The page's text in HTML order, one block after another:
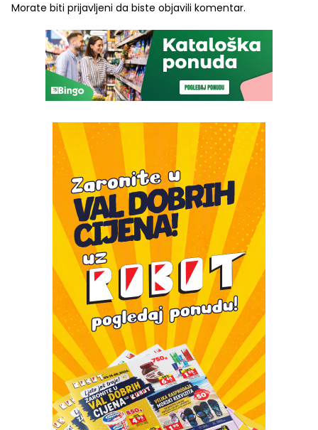
Morate biti prijavljeni da biste objavili komentar.